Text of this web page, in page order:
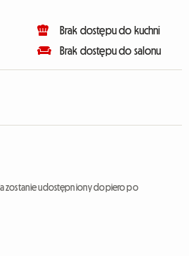
Brak dostępu do kuchni
Brak dostępu do salonu
zostanie udostępniony dopiero po